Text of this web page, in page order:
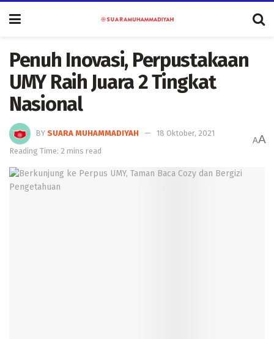
Penuh Inovasi, Perpustakaan
UMY Raih Juara 2 Tingkat
Nasional
BY SUARA MUHAMMADIYAH
18 Oktober, 2021
Reading Time: 2 mins read
AA